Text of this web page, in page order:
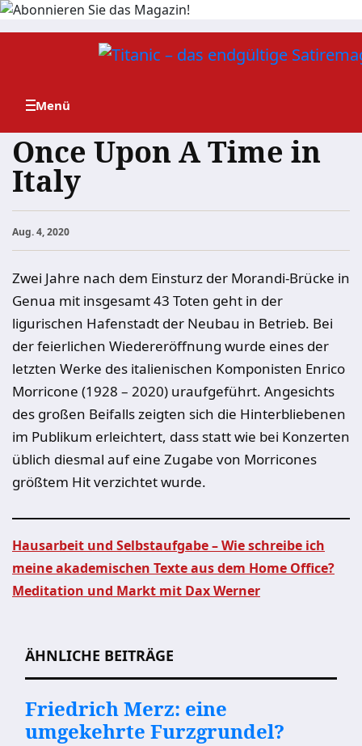
Zum
Once Upon A Time in
Italy
Aug. 4, 2020
Zwei Jahre nach dem Einsturz der Morandi-Brücke in
Genua mit insgesamt 43 Toten geht in der
ligurischen Hafenstadt der Neubau in Betrieb. Bei
der feierlichen Wiedereröffnung wurde eines der
letzten Werke des italienischen Komponisten Enrico
Morricone (1928 – 2020) uraufgeführt. Angesichts
des großen Beifalls zeigten sich die Hinterbliebenen
im Publikum erleichtert, dass statt wie bei Konzerten
üblich diesmal auf eine Zugabe von Morricones
größtem Hit verzichtet wurde.
Beitragsnavigation
Hausarbeit und Selbstaufgabe – Wie schreibe ich
meine akademischen Texte aus dem Home Office?
Meditation und Markt mit Dax Werner
ÄHNLICHE BEITRÄGE
Friedrich Merz: eine
umgekehrte Furzgrundel?